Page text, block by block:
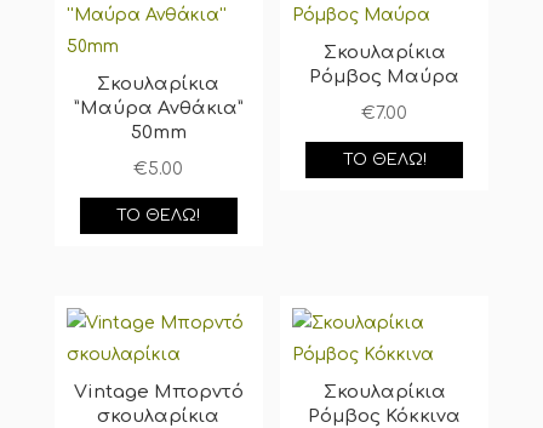
Σκουλαρίκια
”Μαύρα Ανθάκια”
50mm
€5.00
ΤΟ ΘΈΛΩ!
Σκουλαρίκια
Ρόμβος Μαύρα
€7.00
ΤΟ ΘΈΛΩ!
Vintage Μπορντό
σκουλαρίκια
Σκουλαρίκια
Ρόμβος Κόκκινα